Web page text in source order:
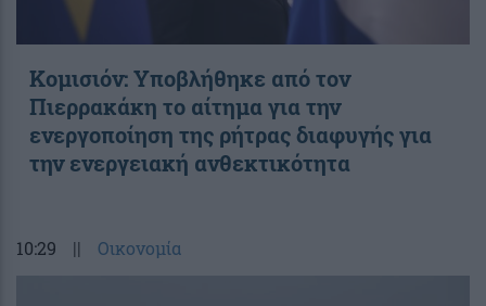
Κομισιόν: Υποβλήθηκε από τον
Πιερρακάκη το αίτημα για την
ενεργοποίηση της ρήτρας διαφυγής για
την ενεργειακή ανθεκτικότητα
10:29 || Οικονομία